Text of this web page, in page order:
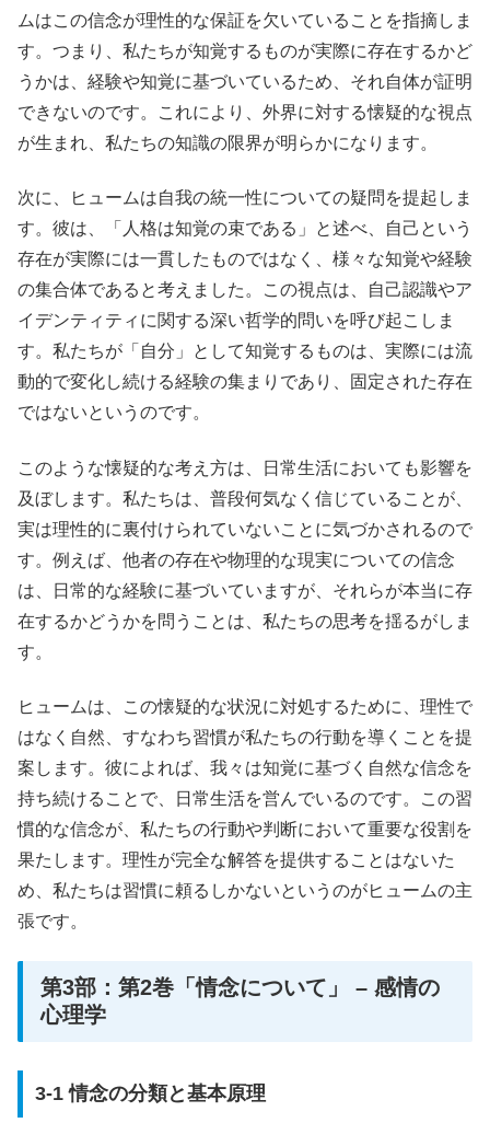
ムはこの信念が理性的な保証を欠いていることを指摘しま
す。つまり、私たちが知覚するものが実際に存在するかど
うかは、経験や知覚に基づいているため、それ自体が証明
できないのです。これにより、外界に対する懐疑的な視点
が生まれ、私たちの知識の限界が明らかになります。
次に、ヒュームは自我の統一性についての疑問を提起しま
す。彼は、「人格は知覚の束である」と述べ、自己という
存在が実際には一貫したものではなく、様々な知覚や経験
の集合体であると考えました。この視点は、自己認識やア
イデンティティに関する深い哲学的問いを呼び起こしま
す。私たちが「自分」として知覚するものは、実際には流
動的で変化し続ける経験の集まりであり、固定された存在
ではないというのです。
このような懐疑的な考え方は、日常生活においても影響を
及ぼします。私たちは、普段何気なく信じていることが、
実は理性的に裏付けられていないことに気づかされるので
す。例えば、他者の存在や物理的な現実についての信念
は、日常的な経験に基づいていますが、それらが本当に存
在するかどうかを問うことは、私たちの思考を揺るがしま
す。
ヒュームは、この懐疑的な状況に対処するために、理性で
はなく自然、すなわち習慣が私たちの行動を導くことを提
案します。彼によれば、我々は知覚に基づく自然な信念を
持ち続けることで、日常生活を営んでいるのです。この習
慣的な信念が、私たちの行動や判断において重要な役割を
果たします。理性が完全な解答を提供することはないた
め、私たちは習慣に頼るしかないというのがヒュームの主
張です。
第3部：第2巻「情念について」 – 感情の
心理学
3-1 情念の分類と基本原理